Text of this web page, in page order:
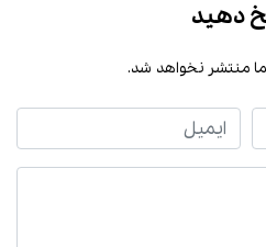
دهید
منتشر نخواهد شد.
ایمیل